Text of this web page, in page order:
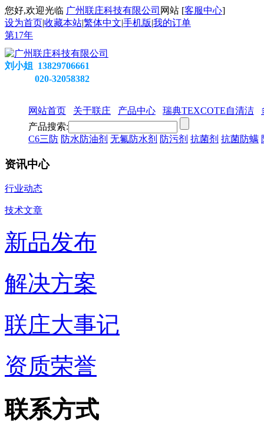
您好,欢迎光临 广州联庄科技有限公司 网站 [客服中心]
设为首页|收藏本站|繁体中文|手机版|我的订单
第17年
刘小姐 13829706661
020-32058382
网站首页 关于联庄 产品中心 瑞典TEXCOTE自清洁
产品搜索:
C6三防 防水防油剂 无氟防水剂 防污剂 抗菌剂 抗菌防螨
资讯中心
行业动态
技术文章
新品发布
解决方案
联庄大事记
资质荣誉
联系方式